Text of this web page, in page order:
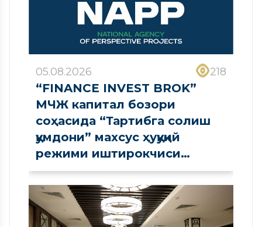
05.08.2026 218
“FINANCE INVEST BROK”
МЧЖ капитал бозори
соҳасида “Тартибга солиш
қумдони” махсус ҳуқуқий
режими иштирокчиси
сифатида рўйхатдан
ўтказилди